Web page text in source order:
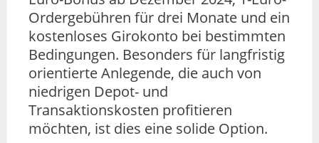
Ordergebühren für drei Monate und ein
kostenloses Girokonto bei bestimmten
Bedingungen. Besonders für langfristig
orientierte Anlegende, die auch von
niedrigen Depot- und
Transaktionskosten profitieren
möchten, ist dies eine solide Option.